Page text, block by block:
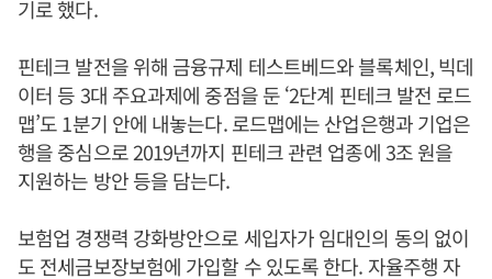
기로 했다.
핀테크 발전을 위해 금융규제 테스트베드와 블록체인, 빅데
이터 등 3대 주요과제에 중점을 둔 ‘2단계 핀테크 발전 로드
맵’도 1분기 안에 내놓는다. 로드맵에는 산업은행과 기업은
행을 중심으로 2019년까지 핀테크 관련 업종에 3조 원을
지원하는 방안 등을 담는다.
보험업 경쟁력 강화방안으로 세입자가 임대인의 동의 없이
도 전세금보장보험에 가입할 수 있도록 한다. 자율주행 자